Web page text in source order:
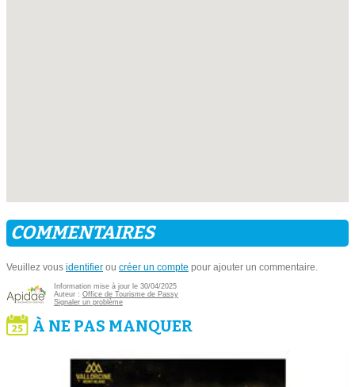
COMMENTAIRES
Veuillez vous identifier ou créer un compte pour ajouter un commentaire.
Information mise à jour le 30/04/2025
Auteur : Office de Tourisme de Passy
Signaler un problème
À NE PAS MANQUER